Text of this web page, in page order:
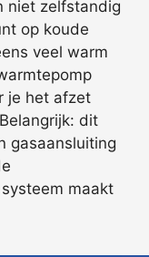
niet zelfstandig
op koude
veel warm
je het afzet
dit
gasaansluiting
maakt